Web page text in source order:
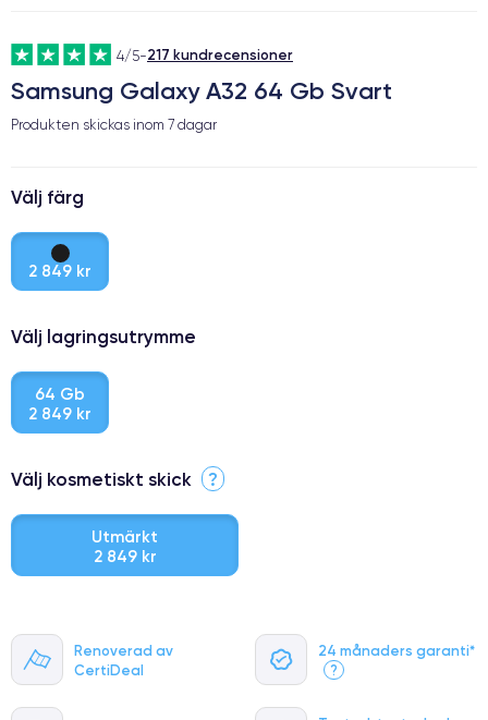
4/5-217 kundrecensioner
Samsung Galaxy A32 64 Gb Svart
Produkten skickas inom 7 dagar
Renoverad av
CertiDeal
24 månaders garanti*
?
Välj färg
2 849 kr
Välj lagringsutrymme
64 Gb
2 849 kr
Välj kosmetiskt skick ?
Utmärkt
2 849 kr
●
● Oklanderlig kvalitetsskärm
● Endast 5% av våra telefoner har premiumklassning